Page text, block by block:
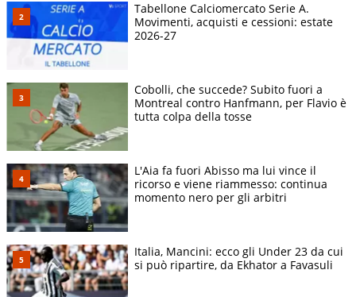
Tabellone Calciomercato Serie A.
Movimenti, acquisti e cessioni: estate
2026-27
Cobolli, che succede? Subito fuori a
Montreal contro Hanfmann, per Flavio è
tutta colpa della tosse
L'Aia fa fuori Abisso ma lui vince il
ricorso e viene riammesso: continua
momento nero per gli arbitri
Italia, Mancini: ecco gli Under 23 da cui
si può ripartire, da Ekhator a Favasuli